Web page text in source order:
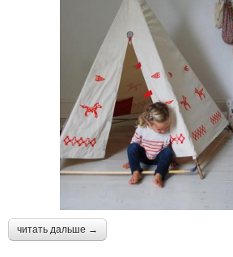
читать дальше →